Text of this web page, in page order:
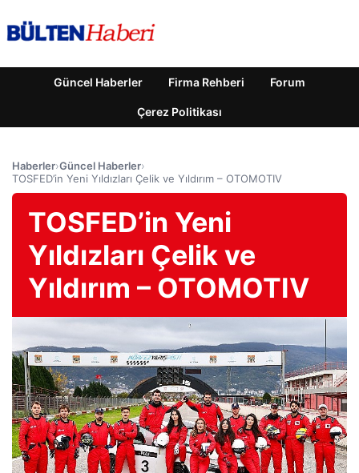
Güncel Haberler Firma Rehberi Forum
Çerez Politikası
Haberler›Güncel Haberler›
TOSFED’in Yeni Yıldızları Çelik ve Yıldırım – OTOMOTIV
TOSFED’in Yeni
Yıldızları Çelik ve
Yıldırım – OTOMOTIV